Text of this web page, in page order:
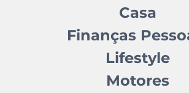
Casa
Finanças
Lifestyle
Motores